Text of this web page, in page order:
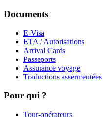
Documents
E-Visa
ETA / Autorisations
Arrival Cards
Passeports
Assurance voyage
Traductions assermentées
Pour qui ?
Tour-opérateurs